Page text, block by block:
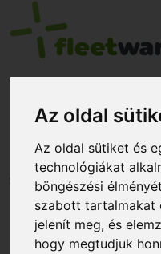
Az oldal
Az oldal sütiket és
technológiákat
böngészési
szabott tartalmakat
jelenít meg, és
hogy megtudjuk
2023. február 28.